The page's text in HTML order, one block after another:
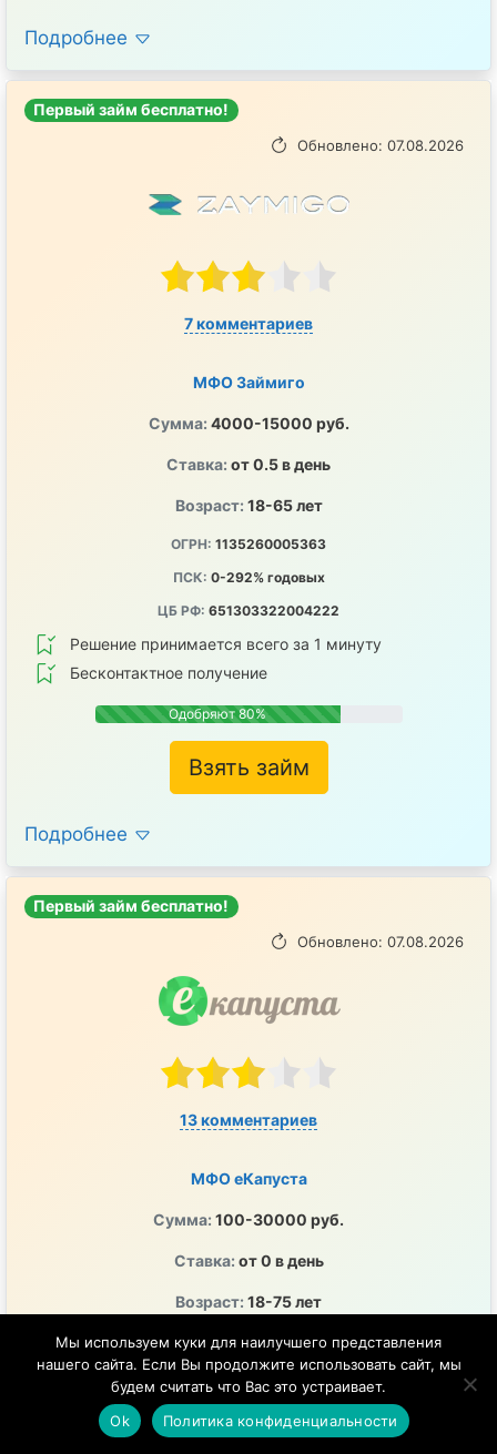
Подробнее
Первый займ бесплатно!
Обновлено: 07.08.2026
7 комментариев
МФО Займиго
Сумма: 4000-15000 руб.
Ставка: от 0.5 в день
Возраст: 18-65 лет
ОГРН: 1135260005363
ПСК: 0-292% годовых
ЦБ РФ: 651303322004222
Решение принимается всего за 1 минуту
Бесконтактное получение
Одобряют 80%
Взять займ
Подробнее
Первый займ бесплатно!
Обновлено: 07.08.2026
13 комментариев
МФО еКапуста
Сумма: 100-30000 руб.
Ставка: от 0 в день
Возраст: 18-75 лет
ОГРН:1125476023298
ПСК: 0-292% годовых
ЦБ РФ:2120754001243
Перечисление денег на любой удобный счет
Мы используем куки для наилучшего представления
нашего сайта. Если Вы продолжите использовать сайт, мы
будем считать что Вас это устраивает.
Ok
Политика конфиденциальности